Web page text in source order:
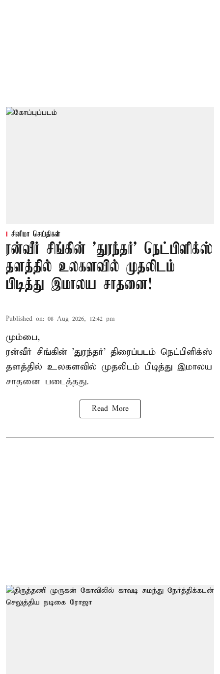
சினிமா செய்திகள்
ரன்வீர் சிங்கின் 'துரந்தர்' நெட்பிளிக்ஸ்
தளத்தில் உலகளவில் முதலிடம்
பிடித்து இமாலய சாதனை!
Published on: 08 Aug 2026, 12:42 pm
மும்பை,
ரன்வீர் சிங்கின் 'துரந்தர்' திரைப்படம் நெட்பிளிக்ஸ்
தளத்தில் உலகளவில் முதலிடம் பிடித்து இமாலய
சாதனை படைத்தது.
Read More